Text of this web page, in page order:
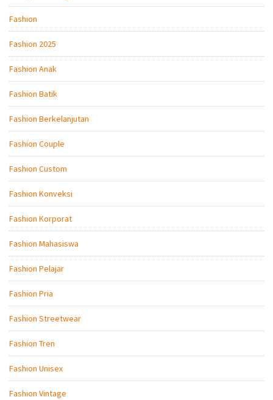
Fashion
Fashion 2025
Fashion Anak
Fashion Batik
Fashion Berkelanjutan
Fashion Couple
Fashion Custom
Fashion Konveksi
Fashion Korporat
Fashion Mahasiswa
Fashion Pelajar
Fashion Pria
Fashion Streetwear
Fashion Tren
Fashion Unisex
Fashion Vintage